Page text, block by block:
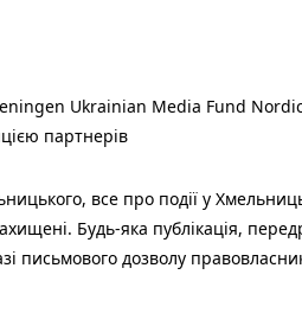
Ukrainian Media Fund
партнерів
все про події у
Будь-яка публiкацiя,
письмового дозволу